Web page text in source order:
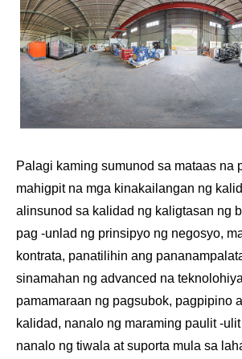
Palagi kaming sumunod sa mataas na
mahigpit na mga kinakailangan ng
alinsunod sa kalidad ng kaligtasan ng
pag -unlad ng prinsipyo ng negosyo,
kontrata, panatilihin ang
sinamahan ng advanced na
pamamaraan ng pagsubok, pagpipino
kalidad, nanalo ng maraming paulit -
nanalo ng tiwala at suporta mula sa